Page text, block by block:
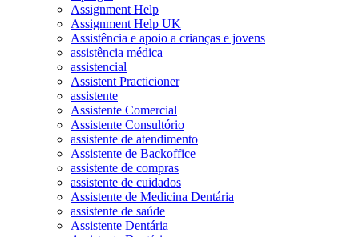
Assignment Help
Assignment Help UK
Assistência e apoio a crianças e jovens
assistência médica
assistencial
Assistent Practicioner
assistente
Assistente Comercial
Assistente Consultório
assistente de atendimento
Assistente de Backoffice
assistente de compras
assistente de cuidados
Assistente de Medicina Dentária
assistente de saúde
Assistente Dentária